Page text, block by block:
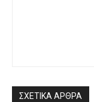
ΣΧΕΤΙΚΑ ΑΡΘΡΑ